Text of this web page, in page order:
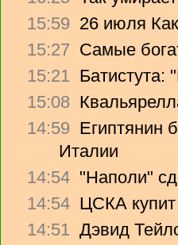
15:59 26 июля
15:27 Самые
15:21 Батистута:
15:08
14:59 Египтянин
Италии
14:54 "Наполи"
14:54 ЦСКА
14:51 Дэвид